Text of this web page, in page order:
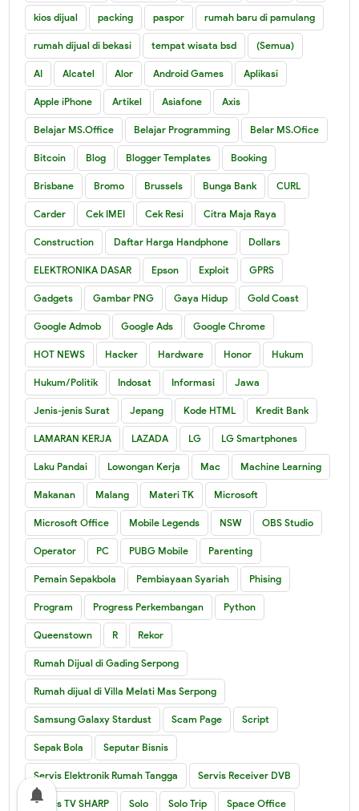
kios dijual packing paspor rumah baru di pamulang
rumah dijual di bekasi tempat wisata bsd (Semua)
AI Alcatel Alor Android Games Aplikasi
Apple iPhone Artikel Asiafone Axis
Belajar MS.Office Belajar Programming Belar MS.Ofice
Bitcoin Blog Blogger Templates Booking
Brisbane Bromo Brussels Bunga Bank CURL
Carder Cek IMEI Cek Resi Citra Maja Raya
Construction Daftar Harga Handphone Dollars
ELEKTRONIKA DASAR Epson Exploit GPRS
Gadgets Gambar PNG Gaya Hidup Gold Coast
Google Admob Google Ads Google Chrome
HOT NEWS Hacker Hardware Honor Hukum
Hukum/Politik Indosat Informasi Jawa
Jenis-jenis Surat Jepang Kode HTML Kredit Bank
LAMARAN KERJA LAZADA LG LG Smartphones
Laku Pandai Lowongan Kerja Mac Machine Learning
Makanan Malang Materi TK Microsoft
Microsoft Office Mobile Legends NSW OBS Studio
Operator PC PUBG Mobile Parenting
Pemain Sepakbola Pembiayaan Syariah Phising
Program Progress Perkembangan Python
Queenstown R Rekor
Rumah Dijual di Gading Serpong
Rumah dijual di Villa Melati Mas Serpong
Samsung Galaxy Stardust Scam Page Script
Sepak Bola Seputar Bisnis
Servis Elektronik Rumah Tangga Servis Receiver DVB
Servis TV SHARP Solo Solo Trip Space Office
notifications